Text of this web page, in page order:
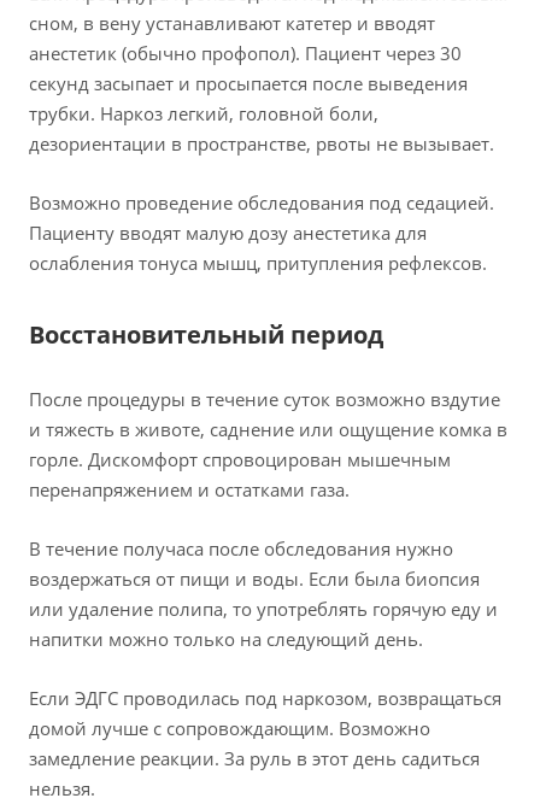
сном, в вену устанавливают катетер и вводят
анестетик (обычно профопол). Пациент через 30
секунд засыпает и просыпается после выведения
трубки. Наркоз легкий, головной боли,
дезориентации в пространстве, рвоты не вызывает.
Возможно проведение обследования под седацией.
Пациенту вводят малую дозу анестетика для
ослабления тонуса мышц, притупления рефлексов.
Восстановительный период
После процедуры в течение суток возможно вздутие
и тяжесть в животе, саднение или ощущение комка в
горле. Дискомфорт спровоцирован мышечным
перенапряжением и остатками газа.
В течение получаса после обследования нужно
воздержаться от пищи и воды. Если была биопсия
или удаление полипа, то употреблять горячую еду и
напитки можно только на следующий день.
Если ЭДГС проводилась под наркозом, возвращаться
домой лучше с сопровождающим. Возможно
замедление реакции. За руль в этот день садиться
нельзя.